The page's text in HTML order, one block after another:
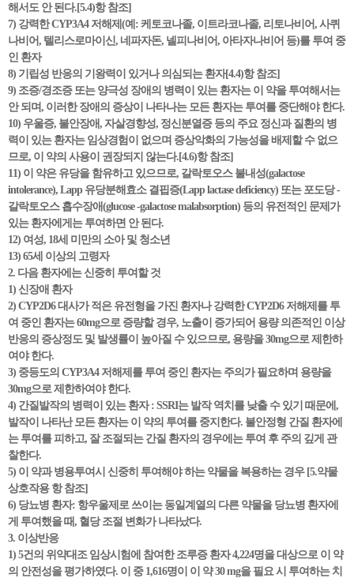
해서도 안 된다.[5.4)항 참조]
7) 강력한 CYP3A4 저해제(예: 케토코나졸, 이트라코나졸, 리토나비어, 사퀴
나비어, 텔리스로마이신, 네파자돈, 넬피나비어, 아타자나비어 등)를 투여 중
인 환자
8) 기립성 반응의 기왕력이 있거나 의심되는 환자[4.4)항 참조]
9) 조증/경조증 또는 양극성 장애의 병력이 있는 환자는 이 약을 투여해서는
안 되며, 이러한 장애의 증상이 나타나는 모든 환자는 투여를 중단해야 한다.
10) 우울증, 불안장애, 자살경향성, 정신분열증 등의 주요 정신과 질환의 병
력이 있는 환자는 임상경험이 없으며 증상악화의 가능성을 배제할 수 없으
므로, 이 약의 사용이 권장되지 않는다.[4.6)항 참조]
11) 이 약은 유당을 함유하고 있으므로, 갈락토오스 불내성(galactose
intolerance), Lapp 유당분해효소 결핍증(Lapp lactase deficiency) 또는 포도당 -
갈락토오스 흡수장애(glucose -galactose malabsorption) 등의 유전적인 문제가
있는 환자에게는 투여하면 안 된다.
12) 여성, 18세 미만의 소아 및 청소년
13) 65세 이상의 고령자
2. 다음 환자에는 신중히 투여할 것
1) 신장애 환자
2) CYP2D6 대사가 적은 유전형을 가진 환자나 강력한 CYP2D6 저해제를 투
여 중인 환자는 60mg으로 증량할 경우, 노출이 증가되어 용량 의존적인 이상
반응의 증상정도 및 발생률이 높아질 수 있으므로, 용량을 30mg으로 제한하
여야 한다.
3) 중등도의 CYP3A4 저해제를 투여 중인 환자는 주의가 필요하며 용량을
30mg으로 제한하여야 한다.
4) 간질발작의 병력이 있는 환자 : SSRI는 발작 역치를 낮출 수 있기 때문에,
발작이 나타난 모든 환자는 이 약의 투여를 중지한다. 불안정형 간질 환자에
는 투여를 피하고, 잘 조절되는 간질 환자의 경우에는 투여 후 주의 깊게 관
찰한다.
5) 이 약과 병용투여시 신중히 투여해야 하는 약물을 복용하는 경우 [5.약물
상호작용 항 참조]
6) 당뇨병 환자: 항우울제로 쓰이는 동일계열의 다른 약물을 당뇨병 환자에
게 투여했을 때, 혈당 조절 변화가 나타났다.
3. 이상반응
1) 5건의 위약대조 임상시험에 참여한 조루증 환자 4,224명을 대상으로 이 약
의 안전성을 평가하였다. 이 중 1,616명이 이 약 30 mg을 필요 시 투여하는 치